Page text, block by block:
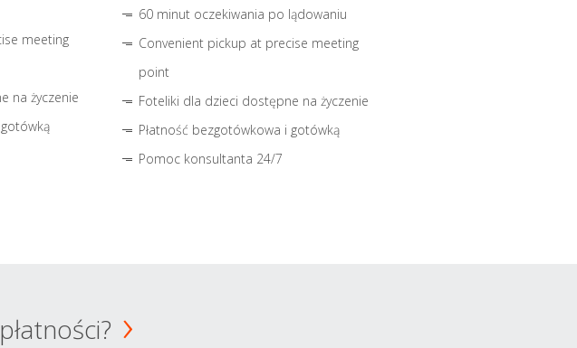
meeting
na życzenie
60 minut oczekiwania po lądowaniu
Convenient pickup at precise meeting
point
Foteliki dla dzieci dostępne na życzenie
Płatność bezgotówkowa i gotówką
Pomoc konsultanta 24/7